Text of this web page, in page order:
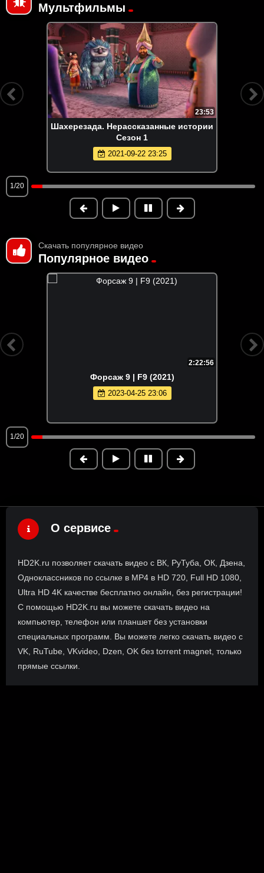
Мультфильмы
23:53
Шахерезада. Нерассказанные истории
Сезон 1
2021-09-22 23:25
1/20
Скачать популярное видео
Популярное видео
2:22:56
Форсаж 9 | F9 (2021)
2023-04-25 23:06
1/20
О сервисе
HD2K.ru позволяет скачать видео с ВК, РуТуба, ОК, Дзена,
Одноклассников по ссылке в MP4 в HD 720, Full HD 1080,
Ultra HD 4K качестве бесплатно онлайн, без регистрации!
С помощью HD2K.ru вы можете скачать видео на
компьютер, телефон или планшет без установки
специальных программ. Вы можете легко скачать видео с
VK, RuTube, VKvideo, Dzen, OK без torrent magnet, только
прямые ссылки.